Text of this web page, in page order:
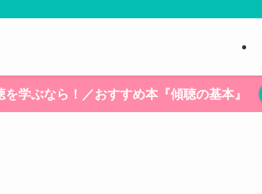
を学ぶなら！／おすすめ本『傾聴の基本』